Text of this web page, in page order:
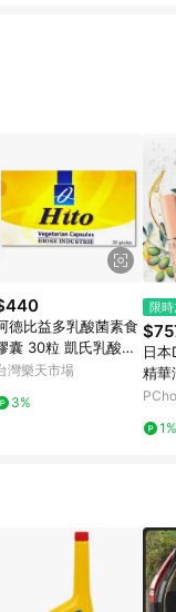
品，將無法獲
4. 如取消訂
票金額計算，
用東森購物
透金、東森現金
之結帳頁面
點數」機制(特
一商品不論件數
饋機制為準。
會有時間差，
ETMall銷售網
，請務必於訂單
天(含)以上進
指定商品使
品與使用條件
德比益多乳酸菌素食
囊 30粒 凱氏乳酸菌
casei
灣樂天市場
3%
限
日
精華
護唇
1%